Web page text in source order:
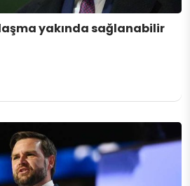
yakında sağlanabilir